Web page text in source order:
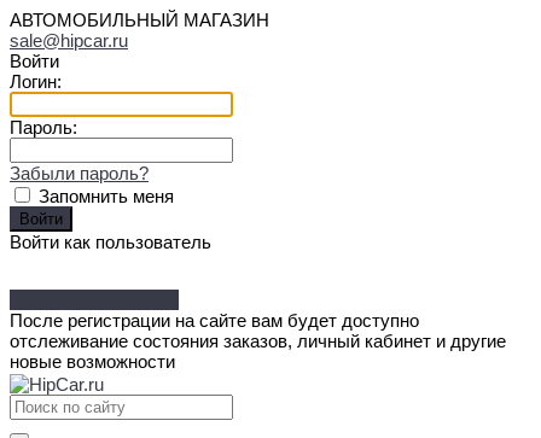
АВТОМОБИЛЬНЫЙ МАГАЗИН
sale@hipcar.ru
Войти
Логин:
Пароль:
Забыли пароль?
Запомнить меня
Войти как пользователь
После регистрации на сайте вам будет доступно
отслеживание состояния заказов, личный кабинет и другие
новые возможности